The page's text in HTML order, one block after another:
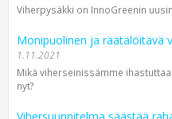
Viherpysäkki on InnoGreenin
Monipuolinen ja räätälöitävä
1.11.2021
Mikä viherseinissämme
nyt?